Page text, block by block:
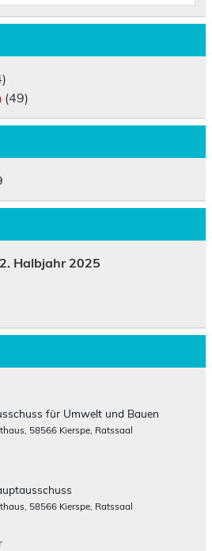
(49)
Halbjahr 2025
für Umwelt und Bauen
58566 Kierspe, Ratssaal
58566 Kierspe, Ratssaal